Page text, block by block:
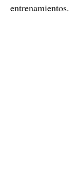
entrenamientos.